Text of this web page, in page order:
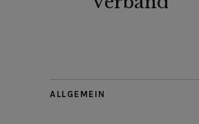
ALLGEMEIN